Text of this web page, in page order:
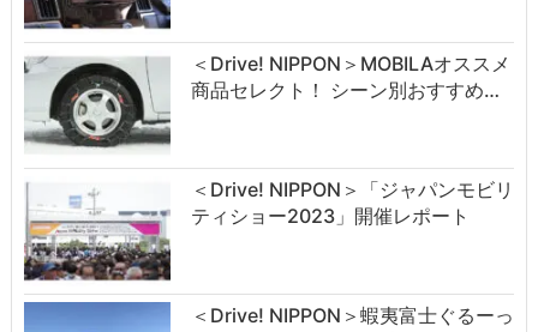
＜Drive! NIPPON＞MOBILAオススメ
商品セレクト！ シーン別おすすめ…
＜Drive! NIPPON＞「ジャパンモビリ
ティショー2023」開催レポート
＜Drive! NIPPON＞蝦夷富士ぐるーっ